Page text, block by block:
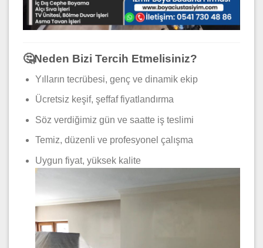
🤔Neden Bizi Tercih Etmelisiniz?
Yılların tecrübesi, genç ve dinamik ekip
Ücretsiz keşif, şeffaf fiyatlandırma
Söz verdiğimiz gün ve saatte iş teslimi
Temiz, düzenli ve profesyonel çalışma
Uygun fiyat, yüksek kalite